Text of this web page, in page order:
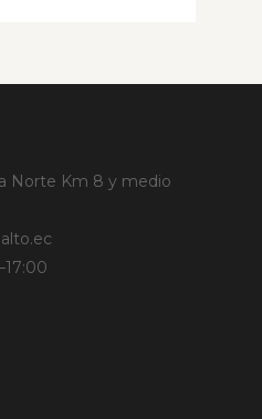
Norte Km 8 y medio